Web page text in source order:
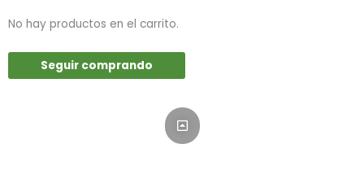
No hay productos en el carrito.
Seguir comprando